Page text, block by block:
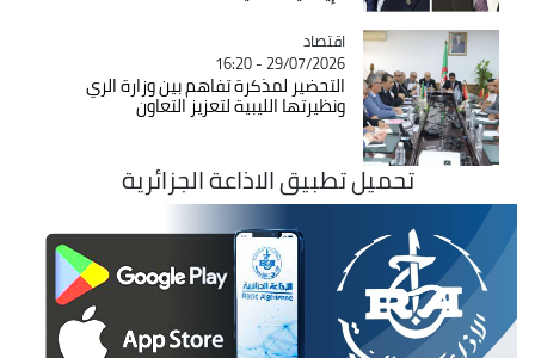
Catégorie
اقتصاد
29/07/2026 - 16:20
التحضير لمذكرة تفاهم بين وزارة الري
ونظيرتها الليبية لتعزيز التعاون
تحميل تطبيق الاذاعة الجزائرية